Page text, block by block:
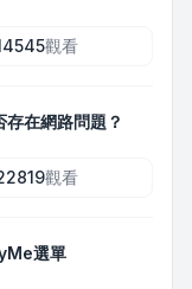
觀看
在網路問題？
觀看
選單